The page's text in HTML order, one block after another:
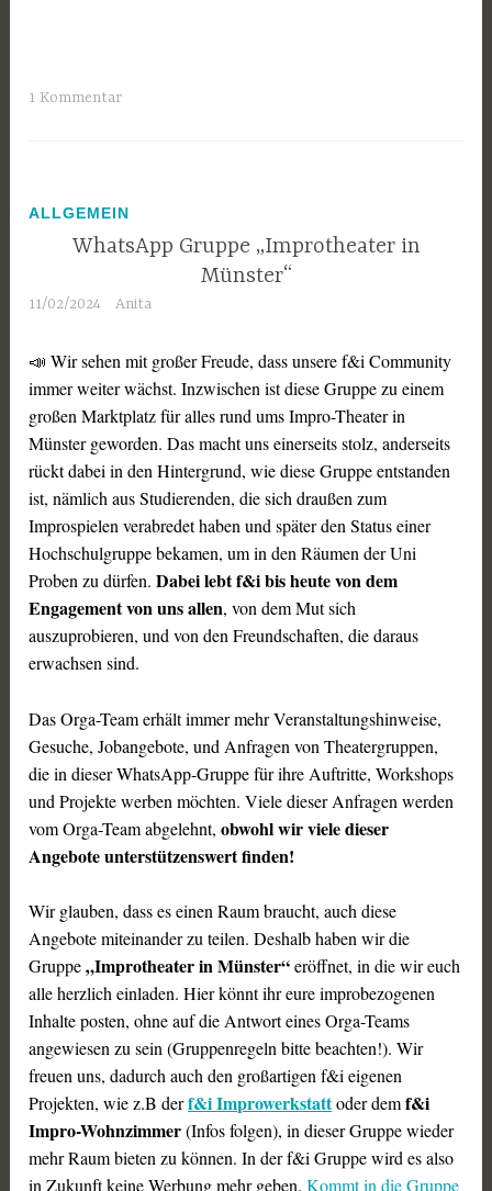
1 Kommentar
ALLGEMEIN
WhatsApp Gruppe „Improtheater in
Münster“
11/02/2024 Anita
📣 Wir sehen mit großer Freude, dass unsere f&i Community
immer weiter wächst. Inzwischen ist diese Gruppe zu einem
großen Marktplatz für alles rund ums Impro-Theater in
Münster geworden. Das macht uns einerseits stolz, anderseits
rückt dabei in den Hintergrund, wie diese Gruppe entstanden
ist, nämlich aus Studierenden, die sich draußen zum
Improspielen verabredet haben und später den Status einer
Hochschulgruppe bekamen, um in den Räumen der Uni
Proben zu dürfen.Dabei lebt f&i bis heute von dem
Engagement von uns allen, von dem Mut sich
auszuprobieren, und von den Freundschaften, die daraus
erwachsen sind.
Das Orga-Team erhält immer mehr Veranstaltungshinweise,
Gesuche, Jobangebote, und Anfragen von Theatergruppen,
die in dieser WhatsApp-Gruppe für ihre Auftritte, Workshops
und Projekte werben möchten. Viele dieser Anfragen werden
vom Orga-Team abgelehnt, obwohl wir viele dieser
Angebote unterstützenswert finden!
Wir glauben, dass es einen Raum braucht, auch diese
Angebote miteinander zu teilen. Deshalb haben wir die
Gruppe„Improtheater in Münster“eröffnet, in die wir euch
alle herzlich einladen. Hier könnt ihr eure improbezogenen
Inhalte posten, ohne auf die Antwort eines Orga-Teams
angewiesen zu sein (Gruppenregeln bitte beachten!). Wir
freuen uns, dadurch auch den großartigen f&i eigenen
Projekten, wie z.B derf&i Improwerkstattoder demf&i
Impro-Wohnzimmer(Infos folgen), in dieser Gruppe wieder
mehr Raum bieten zu können. In der f&i Gruppe wird es also
in Zukunft keine Werbung mehr geben.Kommt in die Gruppe